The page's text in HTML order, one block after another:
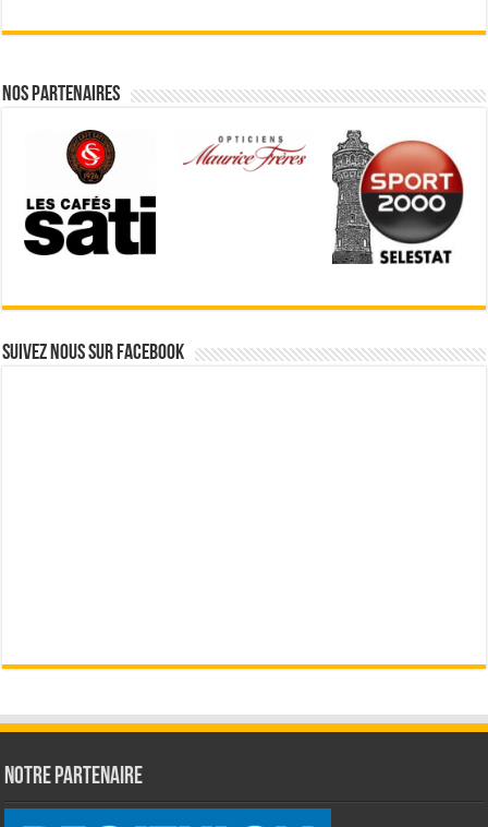
Nos partenaires
Suivez nous sur Facebook
Notre partenaire